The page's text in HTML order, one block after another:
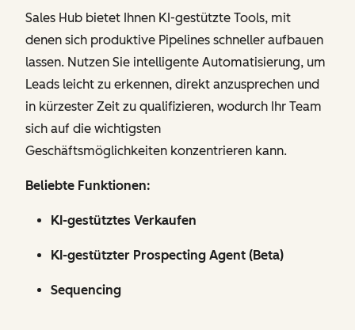
Sales Hub bietet Ihnen KI-gestützte Tools, mit
denen sich produktive Pipelines schneller aufbauen
lassen. Nutzen Sie intelligente Automatisierung, um
Leads leicht zu erkennen, direkt anzusprechen und
in kürzester Zeit zu qualifizieren, wodurch Ihr Team
sich auf die wichtigsten
Geschäftsmöglichkeiten konzentrieren kann.
Beliebte Funktionen:
KI-gestütztes Verkaufen
KI-gestützter Prospecting Agent (Beta)
Sequencing